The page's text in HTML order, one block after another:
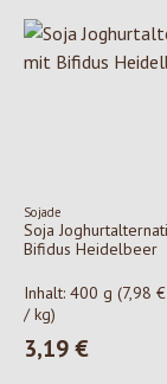
Sojade
Soja
Bifidus Heidelbeer
Inhalt: 400 g (7,98 €
/ kg)
Regulärer Preis:
3,19 €